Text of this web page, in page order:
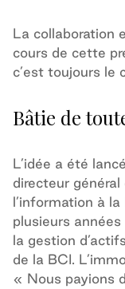
La collaboration
cours de cette
c’est toujours le
Bâtie de
L’idée a été
directeur
l’information à
plusieurs
la gestion
de la BCI.
« Nous payions